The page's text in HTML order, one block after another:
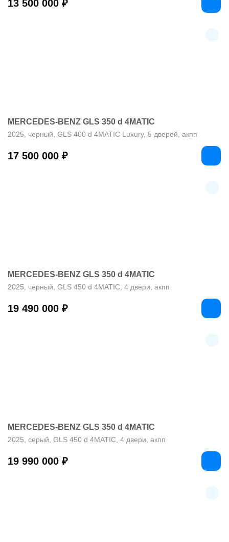
13 500 000 ₽
MERCEDES-BENZ GLS 350 d 4MATIC
2025, черный, GLS 400 d 4MATIC Luxury, 5 дверей, акпп
17 500 000 ₽
MERCEDES-BENZ GLS 350 d 4MATIC
2025, черный, GLS 450 d 4MATIC, 4 двери, акпп
19 490 000 ₽
MERCEDES-BENZ GLS 350 d 4MATIC
2025, серый, GLS 450 d 4MATIC, 4 двери, акпп
19 990 000 ₽